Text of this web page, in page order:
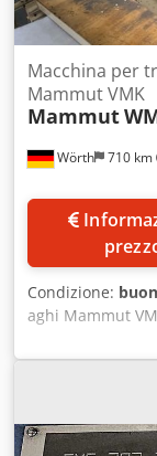
Wörth 710 km
Macchina per
Mammut VMK
Mammut
Condizione:
aghi Mammut